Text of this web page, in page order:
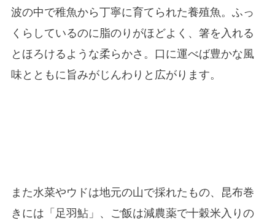
波の中で稚魚から丁寧に育てられた養殖魚。ふっ
くらしているのに脂のりがほどよく、箸を入れる
とほろけるような柔らかさ。口に運べば豊かな風
味とともに旨みがじんわりと広がります。
また水菜やウドは地元の山で採れたもの、昆布巻
きには「足羽鮎」、ご飯は減農薬で十穀米入りの